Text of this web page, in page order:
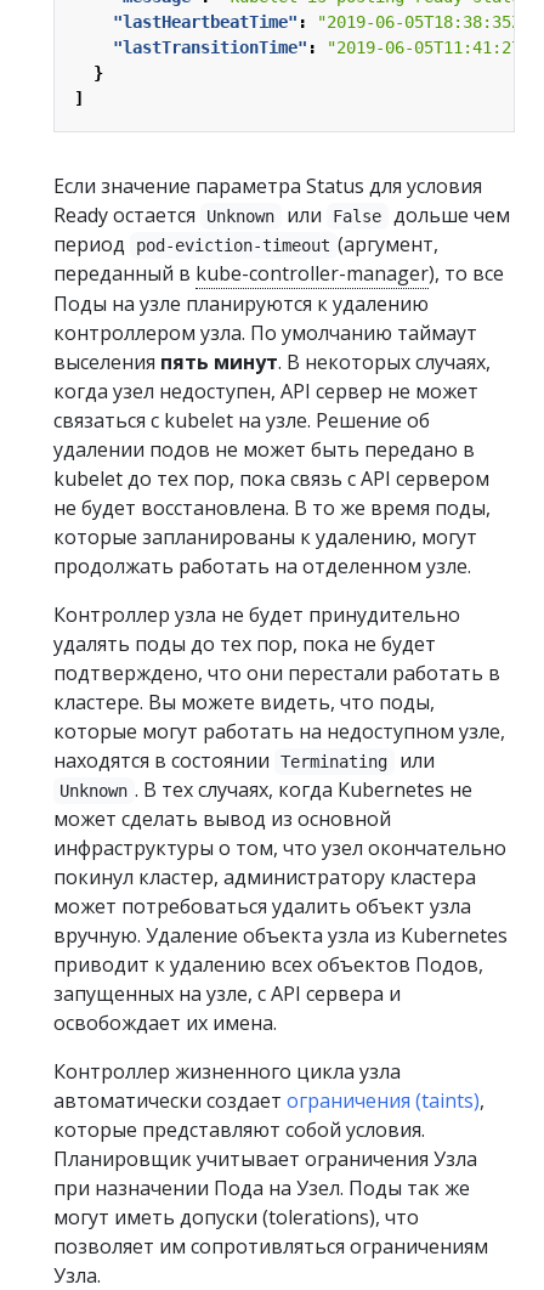
"lastHeartbeatTime" : "2019-06-05T18:38:35Z"
"lastTransitionTime" :
"2019-06-05T11:41:27Z"
}
]
Если значение параметра Status для условия
Ready остается
Unknown или False
дольше чем
период
pod-eviction-timeout (аргумент,
переданный в kube-controller-manager), то все
Поды на узле планируются к удалению
контроллером узла. По умолчанию таймаут
выселения пять минут. В некоторых случаях,
когда узел недоступен, API сервер не может
связаться с kubelet на узле. Решение об
удалении подов не может быть передано в
kubelet до тех пор, пока связь с API сервером
не будет восстановлена. В то же время поды,
которые запланированы к удалению, могут
продолжать работать на отделенном узле.
Контроллер узла не будет принудительно
удалять поды до тех пор, пока не будет
подтверждено, что они перестали работать в
кластере. Вы можете видеть, что поды,
которые могут работать на недоступном узле,
находятся в состоянии
Terminating или
Unknown . В тех случаях, когда Kubernetes не
может сделать вывод из основной
инфраструктуры о том, что узел окончательно
покинул кластер, администратору кластера
может потребоваться удалить объект узла
вручную. Удаление объекта узла из Kubernetes
приводит к удалению всех объектов Подов,
запущенных на узле, с API сервера и
освобождает их имена.
Контроллер жизненного цикла узла
автоматически создает ограничения (taints),
которые представляют собой условия.
Планировщик учитывает ограничения Узла
при назначении Пода на Узел. Поды так же
могут иметь допуски (tolerations), что
позволяет им сопротивляться ограничениям
Узла.